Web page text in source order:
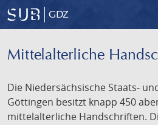
GDZ
Mittelalterliche
Die Niedersächsische Staats-
Göttingen besitzt knapp 450
mittelalterliche Handschriften.